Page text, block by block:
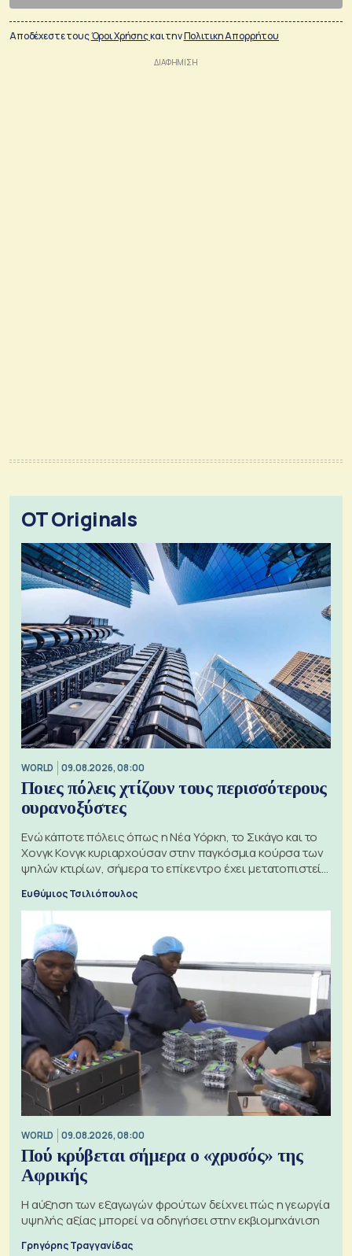
Αποδέχεστε τουςΌροι Χρήσηςκαι τηνΠολιτικη Απορρήτου
OT Originals
WORLD 09.08.2026, 08:00
Ποιες πόλεις χτίζουν τους περισσότερους
ουρανοξύστες
Ενώ κάποτε πόλεις όπως η Νέα Υόρκη, το Σικάγο και το
Χονγκ Κονγκ κυριαρχούσαν στην παγκόσμια κούρσα των
ψηλών κτιρίων, σήμερα το επίκεντρο έχει μετατοπιστεί
Ευθύμιος Τσιλιόπουλος
WORLD 09.08.2026, 08:00
Πού κρύβεται σήμερα ο «χρυσός» της
Αφρικής
Η αύξηση των εξαγωγών φρούτων δείχνει πώς η γεωργία
υψηλής αξίας μπορεί να οδηγήσει στην εκβιομηχάνιση
Γρηγόρης Τραγγανίδας